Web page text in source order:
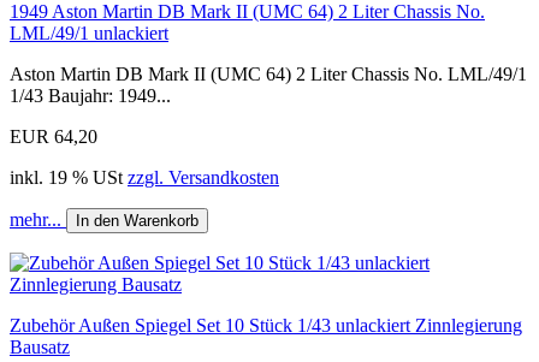
1949 Aston Martin DB Mark II (UMC 64) 2 Liter Chassis No.
LML/49/1 unlackiert
Aston Martin DB Mark II (UMC 64) 2 Liter Chassis No. LML/49/1
1/43 Baujahr: 1949...
EUR 64,20
inkl. 19 % USt zzgl. Versandkosten
mehr... In den Warenkorb
Zubehör Außen Spiegel Set 10 Stück 1/43 unlackiert Zinnlegierung
Bausatz